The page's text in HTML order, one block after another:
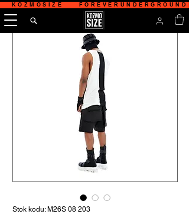
KOZMOSIZE    FOREVERUNDERGROUND
Stok kodu: M26S 08 203